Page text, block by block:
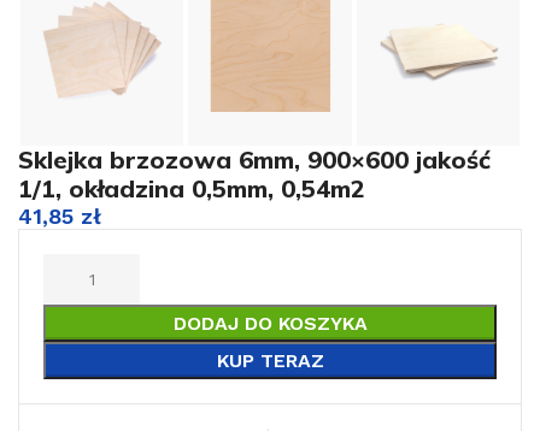
Sklejka brzozowa 6mm, 900×600 jakość
1/1, okładzina 0,5mm, 0,54m2
41,85 zł
DODAJ DO KOSZYKA
KUP TERAZ